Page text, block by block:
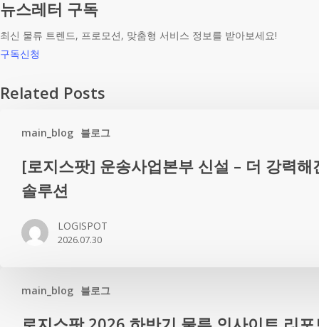
뉴스레터 구독
최신 물류 트렌드, 프로모션, 맞춤형 서비스 정보를 받아보세요!
구독신청
Related Posts
main_blog 블로그
[로지스팟] 운송사업본부 신설 – 더 강력해
솔루션
LOGISPOT
2026.07.30
main_blog 블로그